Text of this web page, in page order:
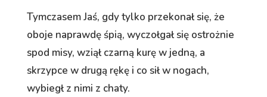
Tymczasem Jaś, gdy tylko przekonał się, że
oboje naprawdę śpią, wyczołgał się ostrożnie
spod misy, wziął czarną kurę w jedną, a
skrzypce w drugą rękę i co sił w nogach,
wybiegł z nimi z chaty.